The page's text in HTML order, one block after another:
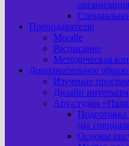
Преподавателю
Moodle
Расписание
Методическая
Дополнительное
Изучение
Дизайн интерьера
Арт-cтудия
(на
Основы